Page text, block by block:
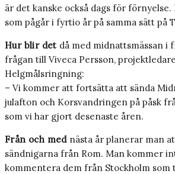
är det kanske också dags för
som pågår i fyrtio år på samma sätt på
Hur blir det då med midnattsmässan i
frågan till Viveca Persson,
Helgmålsringning:
– Vi kommer att fortsätta att sända
julafton och Korsvandringen på påsk
som vi har gjort desenaste åren.
Från och mednästa år planerar man
sändnigarna från Rom. Man kommer
kommentera dem från Stockholm som